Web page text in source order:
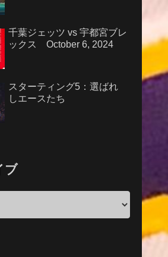
千葉ジェッツ vs 宇都宮ブレ
ックス October 6, 2024
スターティング5：選ばれ
しエースたち
ブ